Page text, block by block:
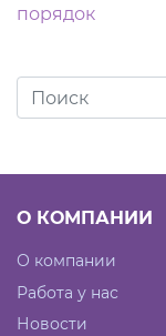
порядок
О КОМПАНИИ
О компании
Работа у нас
Новости